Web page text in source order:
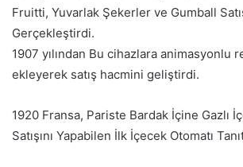
Fruitti, Yuvarlak Şekerler ve Gumball
Gerçekleştirdi.
1907 yılından Bu cihazlara animasyonlu
ekleyerek satış hacmini geliştirdi.
1920 Fransa, Pariste Bardak İçine Gazlı
Satışını Yapabilen İlk İçecek Otomatı